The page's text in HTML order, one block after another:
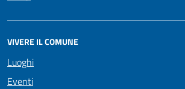
VIVERE IL COMUNE
Luoghi
Eventi